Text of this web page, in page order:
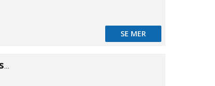
SE MER
Backventil stuts/stuts 10-14mm